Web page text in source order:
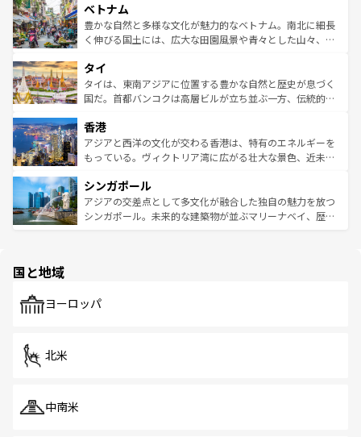
参照してほしい。
容にもいいと評判のスイーツなど、バラエティ豊かな料理
が味わえる。 なお、新着の台湾情報は コンテンツ一覧を参
照してほしい。
き、地方に足を延ばせば四季折々の自然美を楽しむことが
できる。そして、キムチや焼肉、絶品のストリートフード
まで、さまざまな韓国料理が待っている。夜には、韓国な
リティに包まれながら、韓国の多彩な魅力を心ゆくまで味
わってみてほしい。 なお、新着の韓国情報はコンテンツ一
覧を参照してほしい。
ベトナム
豊かな自然と多様な文化が魅力的なベトナム。南北に細長
く伸びる国土には、広大な田園風景や青々とした山々、世
急速な発展と共に伝統が息づく。ハノイの古い町並みやホ
ーチミン市のフランス統治時代の建物も、独特の雰囲気を
醸し出している。また、バラエティの豊かさとおいしさで
とつ。フォーやバインミー、ベトナムコーヒーなどは、ぜ
ひ現地で味わいたい。どの地域を訪れてもあたたかい人々
が旅行者を迎えてくれるので、きっと忘れられない旅にな
参照してほしい。
タイ
タイは、東南アジアに位置する豊かな自然と歴史が息づく
国だ。首都バンコクは高層ビルが立ち並ぶ一方、伝統的な
の活気が交差している。北部ではチェンマイなどの山岳地
帯で自然と触れ合い、南部ではプーケットやクラビの美し
いビーチでリゾート気分を楽しむことができる。タイ料理
激する。気候は一年中温暖で、どの季節にも異なる楽しみ
が待っている。親しみやすいタイの人々、仏教を中心とし
た文化、そして多様な観光資源が、訪れる旅人を魅了し続
香港
アジアと西洋の文化が交わる香港は、特有のエネルギーを
もっている。ヴィクトリア湾に広がる壮大な景色、近未来
み、どこを訪れても感動するはず。観光スポットが密集し
ており、効率よく見どころを回れるのも魅力。息をのむよ
うな絶景から文化的な体験まで、香港を存分に楽しみ尽く
シンガポール
アジアの交差点として多文化が融合した独自の魅力を放つ
シンガポール。未来的な建築物が並ぶマリーナベイ、歴史
で、ホーカーズは地元の風情を楽しめる外せないスポット
国と地域
ヨーロッパ
北米
中南米